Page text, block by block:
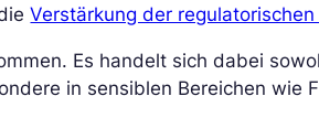
Verstärkung der regulatorischen
Es handelt sich dabei
in sensiblen Bereichen wie